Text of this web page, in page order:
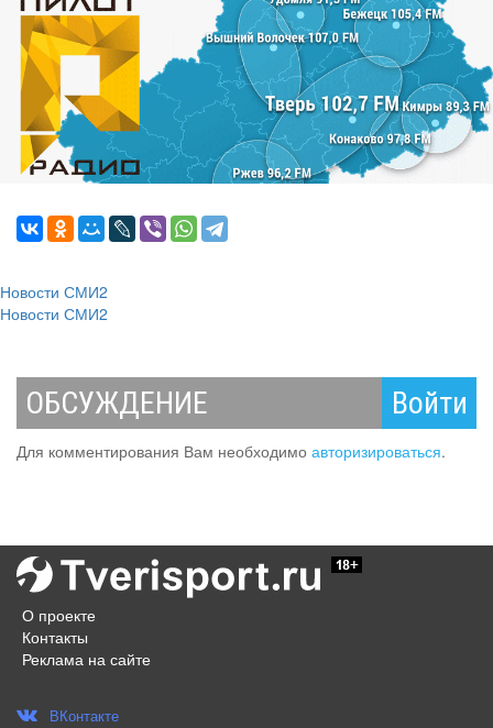
Новости СМИ2
Новости СМИ2
ОБСУЖДЕНИЕ Войти
Для комментирования Вам необходимо авторизироваться.
О проекте
Контакты
Реклама на сайте
ВКонтакте